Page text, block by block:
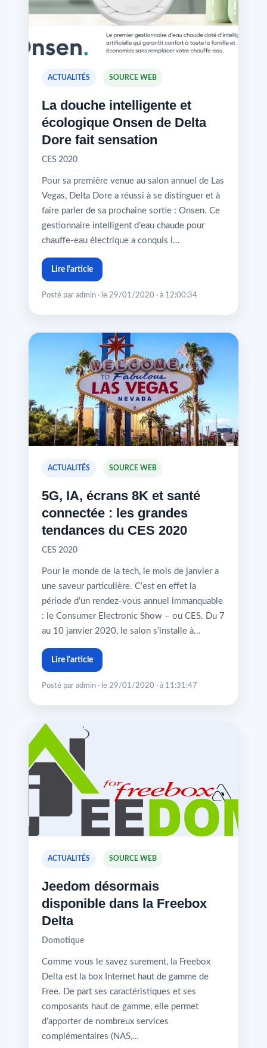
ACTUALITÉS SOURCE WEB
La douche intelligente et
écologique Onsen de Delta
Dore fait sensation
CES 2020
Pour sa première venue au salon annuel de Las
Vegas, Delta Dore a réussi à se distinguer et à
faire parler de sa prochaine sortie : Onsen. Ce
gestionnaire intelligent d’eau chaude pour
chauffe-eau électrique a conquis l…
Lire l'article
Posté par admin · le 29/01/2020 · à 12:00:34
ACTUALITÉS SOURCE WEB
5G, IA, écrans 8K et santé
connectée : les grandes
tendances du CES 2020
CES 2020
Pour le monde de la tech, le mois de janvier a
une saveur particulière. C’est en effet la
période d’un rendez-vous annuel immanquable
: le Consumer Electronic Show – ou CES. Du 7
au 10 janvier 2020, le salon s’installe à…
Lire l'article
Posté par admin · le 29/01/2020 · à 11:31:47
ACTUALITÉS SOURCE WEB
Jeedom désormais
disponible dans la Freebox
Delta
Domotique
Comme vous le savez surement, la Freebox
Delta est la box Internet haut de gamme de
Free. De part ses caractéristiques et ses
composants haut de gamme, elle permet
d’apporter de nombreux services
complémentaires (NAS,…